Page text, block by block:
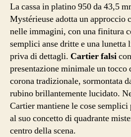
La cassa in platino 950 da 43,5
Mystérieuse adotta un approccio
nelle immagini, con una finitura
semplici anse dritte e una lunetta
priva di dettagli. Cartier falsi
presentazione minimale un tocco
corona tradizionale, sormontata
rubino brillantemente lucidato.
Cartier mantiene le cose semplici
al suo concetto di quadrante
centro della scena.